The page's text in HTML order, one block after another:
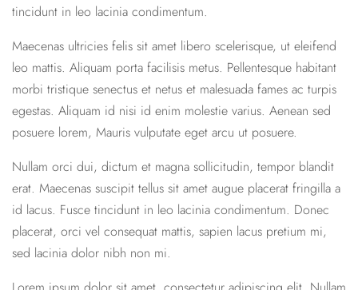
tincidunt in leo lacinia condimentum.
Maecenas ultricies felis sit amet libero scelerisque, ut eleifend
leo mattis. Aliquam porta facilisis metus. Pellentesque habitant
morbi tristique senectus et netus et malesuada fames ac turpis
egestas. Aliquam id nisi id enim molestie varius. Aenean sed
posuere lorem, Mauris vulputate eget arcu ut posuere.
Nullam orci dui, dictum et magna sollicitudin, tempor blandit
erat. Maecenas suscipit tellus sit amet augue placerat fringilla a
id lacus. Fusce tincidunt in leo lacinia condimentum. Donec
placerat, orci vel consequat mattis, sapien lacus pretium mi,
sed lacinia dolor nibh non mi.